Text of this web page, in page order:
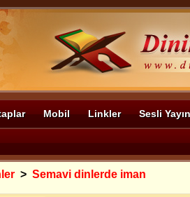
Mobil Linkler Sesli
> Semavi dinlerde iman